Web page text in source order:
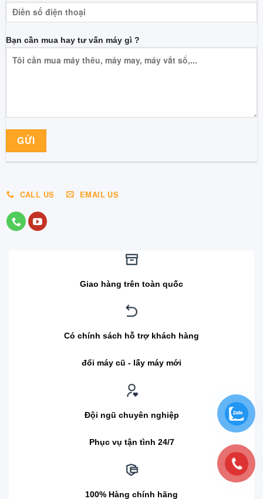
Bạn cần mua hay tư vấn máy gì ?
CALL US EMAIL US
Giao hàng trên toàn quốc
Có chính sách hỗ trợ khách hàng
đổi máy cũ - lấy máy mới
Đội ngũ chuyên nghiệp
Phục vụ tận tình 24/7
100% Hàng chính hãng